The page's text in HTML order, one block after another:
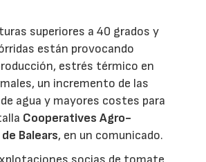
superiores a 40 grados y
están provocando
estrés térmico en
un incremento de las
agua y mayores costes para
Cooperatives Agro-
Balears, en un comunicado.